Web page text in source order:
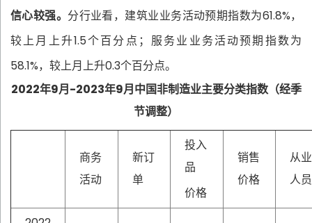
信心较强。 分行业看，建筑业业务活动预期指数为61.8%，
较上月上升1.5个百分点；服务业业务活动预期指数为
58.1%，较上月上升0.3个百分点。
2022年9月-2023年9月中国非制造业主要分类指数（经季
节调整）
商务
活动
新订
单
投入
品
价格
销售
价格
从业
人员